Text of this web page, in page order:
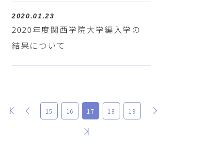
2020.01.23
2020年度関西学院大学編入学の
結果について
最初 前 15 16 17 18 19
最後